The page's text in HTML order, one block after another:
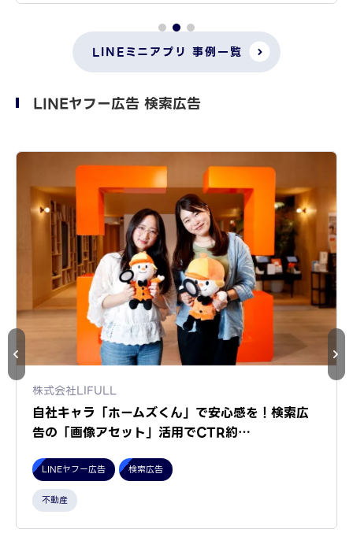
LINEミニアプリ 事例一覧
LINEヤフー広告 検索広告
株式会社LIFULL
自社キャラ「ホームズくん」で安心感を！検索広
告の「画像アセット」活用でCTR約…
LINEヤフー広告 検索広告
不動産